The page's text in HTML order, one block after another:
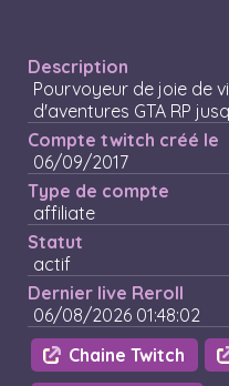
Description
Pourvoyeur de joie de
d'aventures GTA RP
Compte twitch créé le
06/09/2017
Type de compte
affiliate
Statut
actif
Dernier live Reroll
06/08/2026 01:48:02
Chaine Twitch